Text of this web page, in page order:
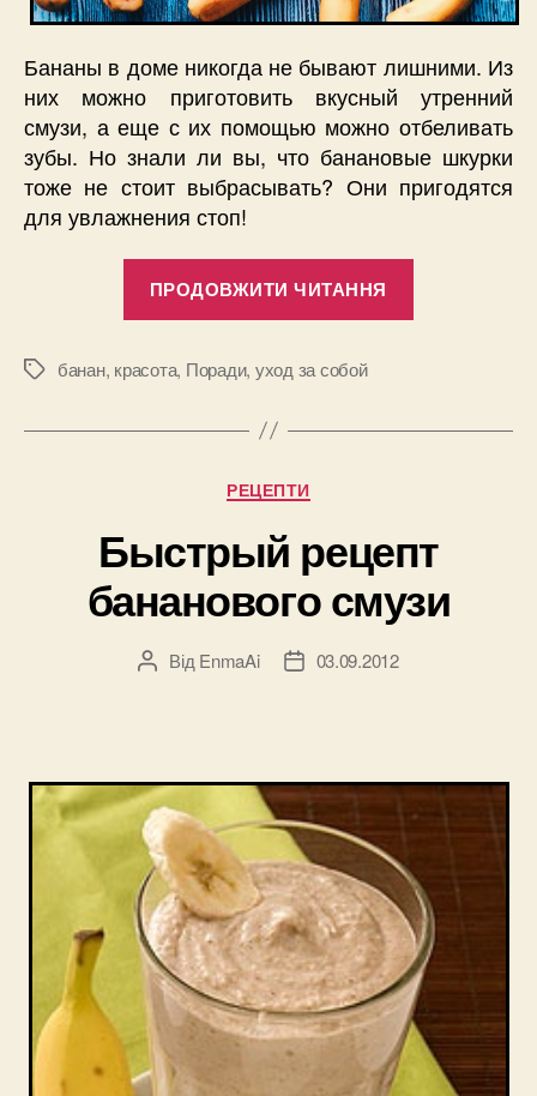
Бананы в доме никогда не бывают лишними. Из
них можно приготовить вкусный утренний
смузи, а еще с их помощью можно отбеливать
зубы. Но знали ли вы, что банановые шкурки
тоже не стоит выбрасывать? Они пригодятся
для увлажнения стоп!
ПРОДОВЖИТИ ЧИТАННЯ
Позначки
банан, красота, Поради, уход за собой
Категорії
РЕЦЕПТИ
Быстрый рецепт
бананового смузи
Автор
Від EnmaAi
Дата03.09.2012